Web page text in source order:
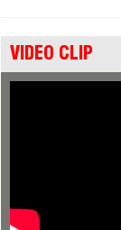
VIDEO CLIP